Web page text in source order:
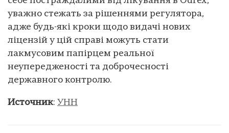
уважно стежать за рішеннями регулятора,
адже будь-які кроки щодо видачі нових
ліцензій у цій справі можуть стати
лакмусовим папірцем реальної
неупередженості та доброчесності
державного контролю.
Источник: УНН